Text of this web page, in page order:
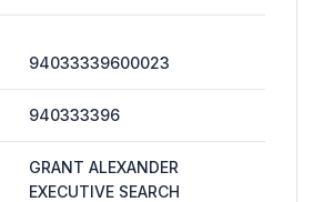
94033339600023
940333396
GRANT ALEXANDER
EXECUTIVE SEARCH